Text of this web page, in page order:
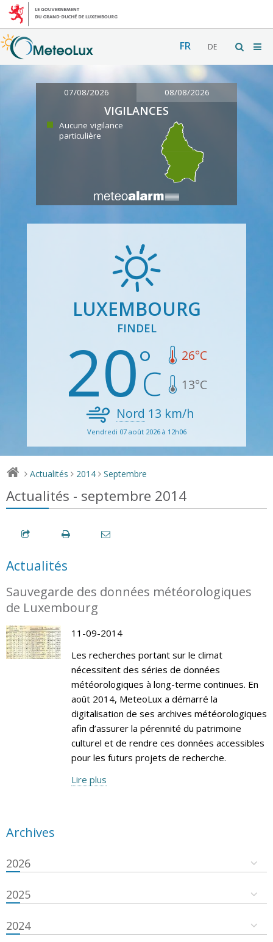
FR DE
07/08/2026 08/08/2026
VIGILANCES
Aucune vigilance
particulière
LUXEMBOURG
FINDEL
20 26°C
13°C
Nord 13 km/h
Vendredi 07 août 2026 à 12h06
> Actualités > 2014 > Septembre
Actualités - septembre 2014
Actualités
Sauvegarde des données météorologiques
de Luxembourg
11-09-2014
Les recherches portant sur le climat
nécessitent des séries de données
météorologiques à long-terme continues. En
août 2014, MeteoLux a démarré la
digitalisation de ses archives météorologiques
afin d’assurer la pérennité du patrimoine
culturel et de rendre ces données accessibles
pour les futurs projets de recherche.
Lire plus
Archives
2026
2025
2024